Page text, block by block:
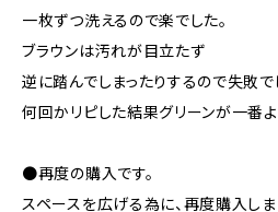
一枚ずつ洗えるので楽でした。
ブラウンは汚れが目立たず
逆に踏んでしまったりするので失敗で
何回かリピした結果グリーンが一番よ
●再度の購入です。
スペースを広げる為に、再度購入しま